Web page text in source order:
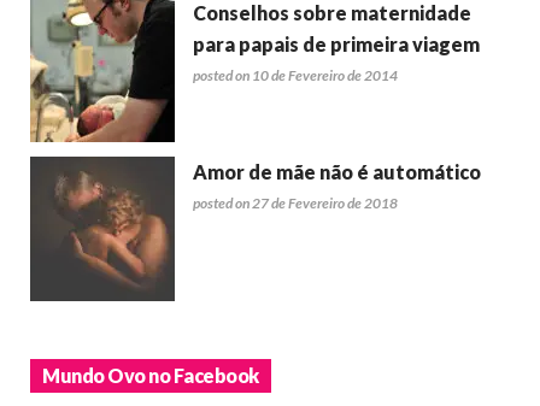
Conselhos sobre maternidade
para papais de primeira viagem
posted on 10 de Fevereiro de 2014
Amor de mãe não é automático
posted on 27 de Fevereiro de 2018
Mundo Ovo no Facebook